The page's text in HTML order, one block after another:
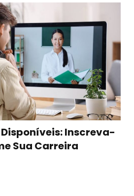
Inscreva-
Sua Carreira